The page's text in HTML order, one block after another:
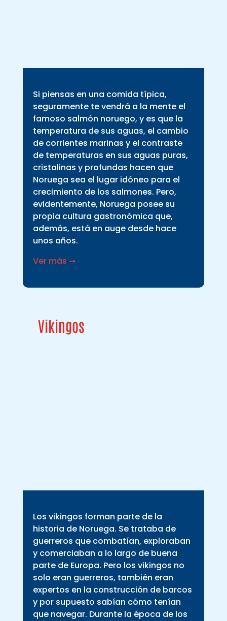
Si piensas en una comida típica,
seguramente te vendrá a la mente el
famoso salmón noruego, y es que la
temperatura de sus aguas, el cambio
de corrientes marinas y el contraste
de temperaturas en sus aguas puras,
cristalinas y profundas hacen que
Noruega sea el lugar idóneo para el
crecimiento de los salmones. Pero,
evidentemente, Noruega posee su
propia cultura gastronómica que,
además, está en auge desde hace
unos años.
Ver más ➞
Vikingos
Los vikingos forman parte de la
historia de Noruega. Se trataba de
guerreros que combatían, exploraban
y comerciaban a lo largo de buena
parte de Europa. Pero los vikingos no
solo eran guerreros, también eran
expertos en la construcción de barcos
y por supuesto sabían cómo tenían
que navegar. Durante la época de los